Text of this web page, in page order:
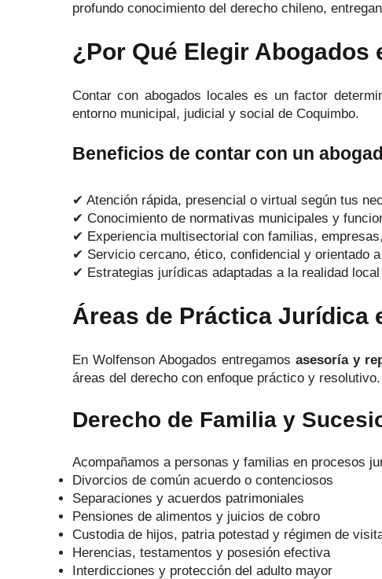
profundo conocimiento del derecho chileno,
¿Por Qué Elegir Abogados
Contar con abogados locales es un factor
entorno municipal, judicial y social de Coquimbo.
Beneficios de contar con un
✔ Atención rápida, presencial o virtual según tus
✔ Conocimiento de normativas municipales y
✔ Experiencia multisectorial con familias,
✔ Servicio cercano, ético, confidencial y orientado
✔ Estrategias jurídicas adaptadas a la realidad local
Áreas de Práctica Jurídica
En Wolfenson Abogados entregamos asesoría y
áreas del derecho con enfoque práctico y resolutivo.
Derecho de Familia y
Acompañamos a personas y familias en procesos
Divorcios de común acuerdo o contenciosos
Separaciones y acuerdos patrimoniales
Pensiones de alimentos y juicios de cobro
Custodia de hijos, patria potestad y régimen de
Herencias, testamentos y posesión efectiva
Interdicciones y protección del adulto mayor